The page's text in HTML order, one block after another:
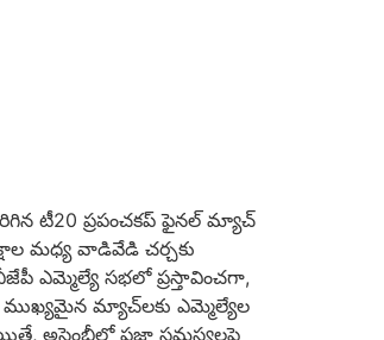
టీ20 ప్రపంచకప్ ఫైనల్ మ్యాచ్
మధ్య వాడివేడి చర్చకు
ఎమ్మెల్యే సభలో ప్రస్తావించగా,
ముఖ్యమైన మ్యాచ్‌లకు ఎమ్మెల్యేల
అసెంబ్లీలో ప్రజా సమస్యలపై